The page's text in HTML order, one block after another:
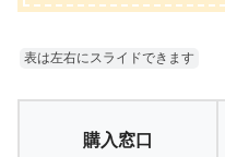
表は左右にスライドできます
購入窓口